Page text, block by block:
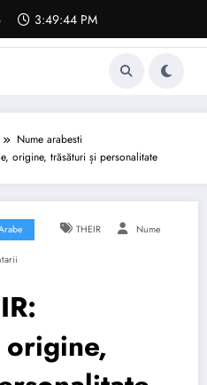
3:49:45 PM
Nume arabesti
origine, trăsături și personalitate
THEIR Nume